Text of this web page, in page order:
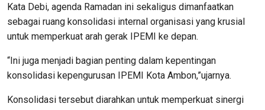
Kata Debi, agenda Ramadan ini sekaligus dimanfaatkan
sebagai ruang konsolidasi internal organisasi yang krusial
untuk memperkuat arah gerak IPEMI ke depan.
“Ini juga menjadi bagian penting dalam kepentingan
konsolidasi kepengurusan IPEMI Kota Ambon,”ujarnya.
Konsolidasi tersebut diarahkan untuk memperkuat sinergi